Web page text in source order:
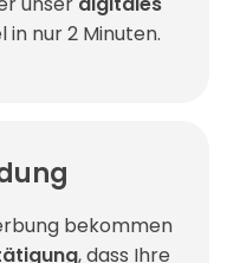
in nur 2 Minuten.
bekommen
, dass Ihre